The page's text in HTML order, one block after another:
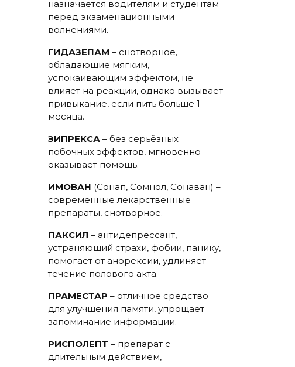
назначается водителям и студентам
перед экзаменационными
волнениями.
ГИДАЗЕПАМ – снотворное,
обладающие мягким,
успокаивающим эффектом, не
влияет на реакции, однако вызывает
привыкание, если пить больше 1
месяца.
ЗИПРЕКСА – без серьёзных
побочных эффектов, мгновенно
оказывает помощь.
ИМОВАН (Сонап, Сомнол, Сонаван) –
современные лекарственные
препараты, снотворное.
ПАКСИЛ – антидепрессант,
устраняющий страхи, фобии, панику,
помогает от анорексии, удлиняет
течение полового акта.
ПРАМЕСТАР – отличное средство
для улучшения памяти, упрощает
запоминание информации.
РИСПОЛЕПТ – препарат с
длительным действием,